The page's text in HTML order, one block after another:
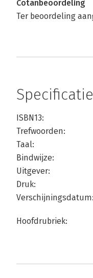
Cotanbeoordeling
Ter beoordeling
ISBN13:
Trefwoorden:
Taal:
Bindwijze:
Uitgever:
Druk:
Verschijningsdatum:
Hoofdrubriek: